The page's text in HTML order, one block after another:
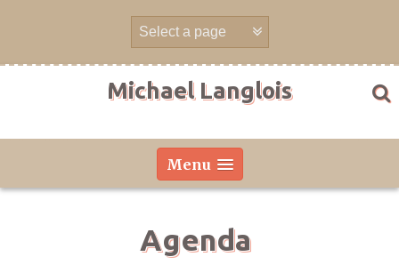
Michael Langlois
Menu
Agenda